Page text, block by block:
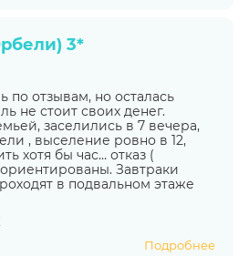
3*
по отзывам, но осталась
не стоит своих денег.
заселились в 7 вечера,
, выселение ровно в 12,
хотя бы час… отказ (
Завтраки
в подвальном этаже
Подробнее